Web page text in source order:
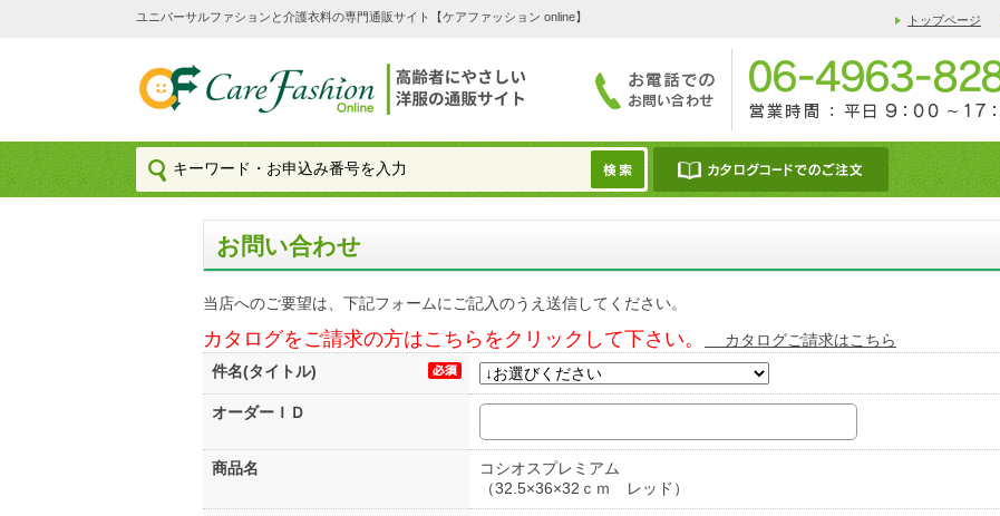
ユニバーサルファションと介護衣料の専門通販サイト【ケアファッション online】 トップページ
お問い合わせ
当店へのご要望は、下記フォームにご記入のうえ送信してください。
カタログをご請求の方はこちらをクリックして下さい。
カタログご請求はこちら
件名(タイトル)
オーダーＩＤ
商品名
コシオスプレミアム
（32.5×36×32ｃｍ レッド）